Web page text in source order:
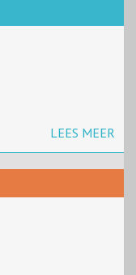
LEES MEER